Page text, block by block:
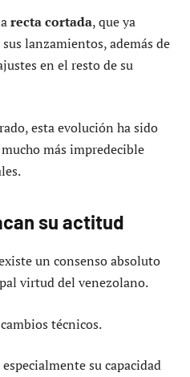
recta cortada, que ya
lanzamientos, además de
en el resto de su
esta evolución ha sido
más impredecible
su actitud
un consenso absoluto
virtud del venezolano.
técnicos.
su capacidad